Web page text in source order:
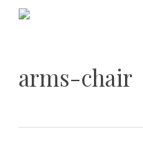
Skip
arms-chair